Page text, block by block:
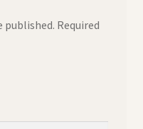
published. Required